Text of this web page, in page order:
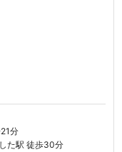
分
た駅 徒歩30分